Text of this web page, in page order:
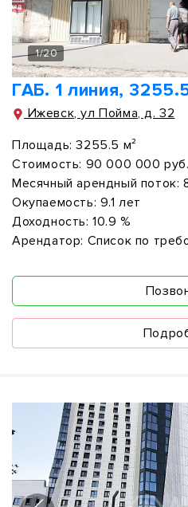
1/20
ГАБ. 1 линия,
Ижевск, ул Пойма, д. 32
Площадь: 3255.5 м²
Стоимость: 90 000 000 руб.
Месячный арендный поток:
Окупаемость: 9.1 лет
Доходность: 10.9 %
Арендатор: Список по